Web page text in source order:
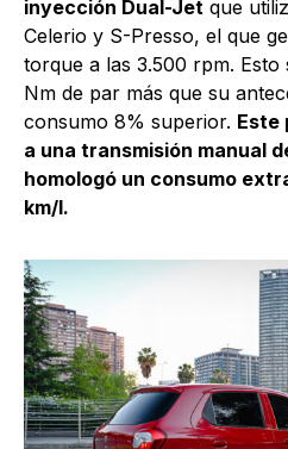
inyección Dual-Jet que
Celerio y S-Presso, el que
torque a las 3.500 rpm. Esto
Nm de par más que su
consumo 8% superior. Este
a una transmisión manual
homologó un consumo
km/l.